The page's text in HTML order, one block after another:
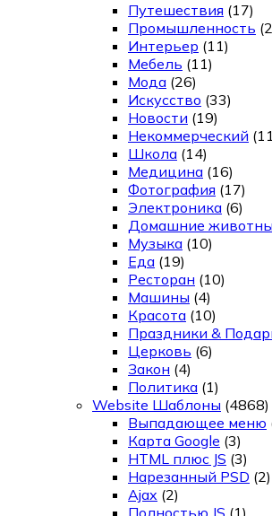
Путешествия (17)
Промышленность
Интерьер (11)
Мебель (11)
Мода (26)
Искусство (33)
Новости (19)
Некоммерческий
Школа (14)
Медицина (16)
Фотография (17)
Электроника (6)
Домашние
Музыка (10)
Еда (19)
Ресторан (10)
Машины (4)
Красота (10)
Праздники &
Церковь (6)
Закон (4)
Политика (1)
Website Шаблоны (4868)
Выпадающее меню
Карта Google (3)
HTML плюс JS (3)
Нарезанный PSD (2)
Ajax (2)